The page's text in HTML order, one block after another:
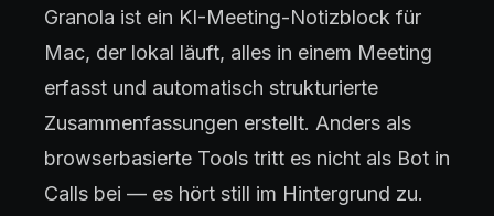
Granola ist ein KI-Meeting-Notizblock für
Mac, der lokal läuft, alles in einem Meeting
erfasst und automatisch strukturierte
Zusammenfassungen erstellt. Anders als
browserbasierte Tools tritt es nicht als Bot in
Calls bei — es hört still im Hintergrund zu.